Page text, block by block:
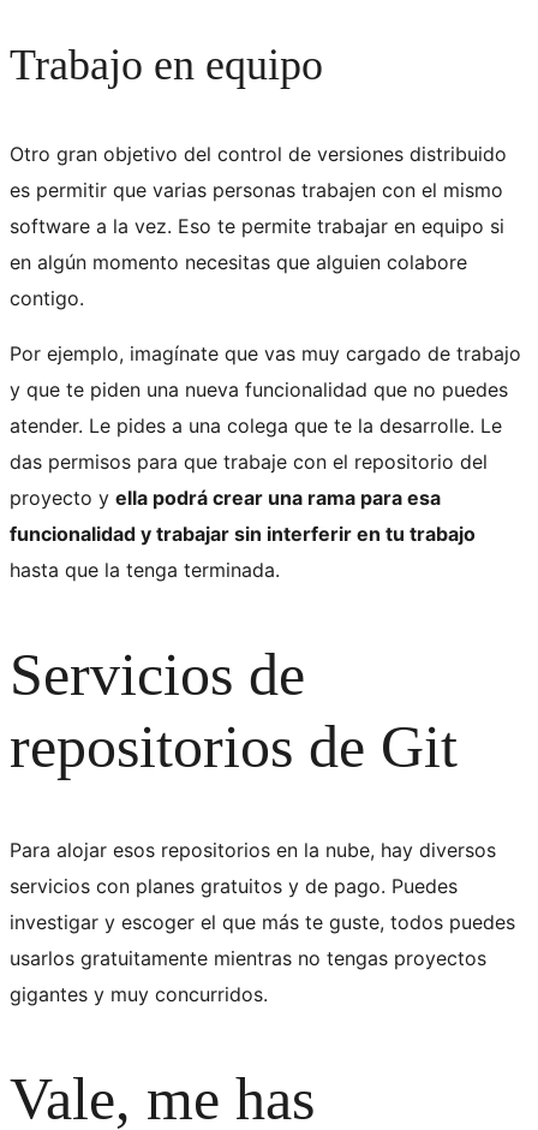
Trabajo en equipo
Otro gran objetivo del control de versiones distribuido
es permitir que varias personas trabajen con el mismo
software a la vez. Eso te permite trabajar en equipo si
en algún momento necesitas que alguien colabore
contigo.
Por ejemplo, imagínate que vas muy cargado de trabajo
y que te piden una nueva funcionalidad que no puedes
atender. Le pides a una colega que te la desarrolle. Le
das permisos para que trabaje con el repositorio del
proyecto y ella podrá crear una rama para esa
funcionalidad y trabajar sin interferir en tu trabajo
hasta que la tenga terminada.
Servicios de
repositorios de Git
Para alojar esos repositorios en la nube, hay diversos
servicios con planes gratuitos y de pago. Puedes
investigar y escoger el que más te guste, todos puedes
usarlos gratuitamente mientras no tengas proyectos
gigantes y muy concurridos.
Vale, me has